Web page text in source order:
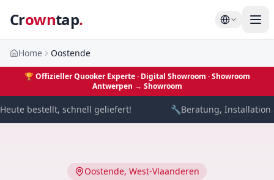
Crowntap.
Home Oostende
🏆 Offizieller Quooker Experte · Digital Showroom · Showroom
Antwerpen → Showroom
bestellt, schnell geliefert! 🔧Beratung, Installation
Oostende, West-Vlaanderen